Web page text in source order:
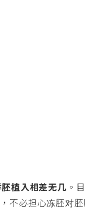
植入相差无几 。
不必担心冻胚对